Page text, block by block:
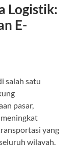
Logistik:
E-
salah satu
pasar,
yang
wilayah.